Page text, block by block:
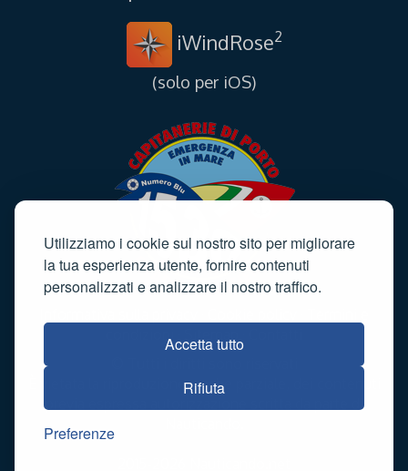
Utilizziamo i cookie sul nostro sito per migliorare
la tua esperienza utente, fornire contenuti
personalizzati e analizzare il nostro traffico.
Accetta tutto
Rifiuta
Preferenze
iWindRose2
(solo per iOS)
È vietata la riproduzione, anche parziale, dei contenuti